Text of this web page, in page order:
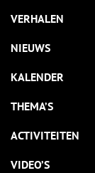
VERHALEN
NIEUWS
KALENDER
THEMA’S
ACTIVITEITEN
VIDEO’S